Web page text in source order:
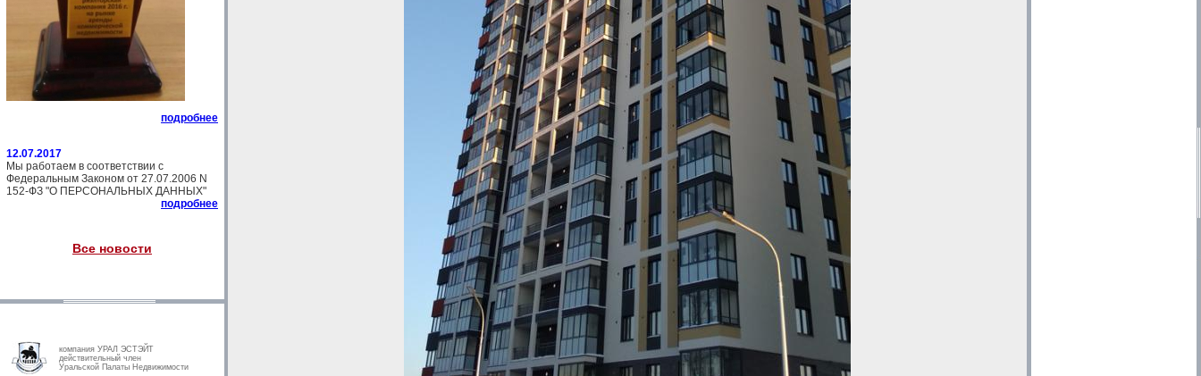
подробнее
12.07.2017
Мы работаем в соответствии с
Федеральным Законом от 27.07.2006 N
152-ФЗ "О ПЕРСОНАЛЬНЫХ ДАННЫХ"
подробнее
Все новости
компания УРАЛ ЭСТЭЙТ
действительный член
Уральской Палаты Недвижимости